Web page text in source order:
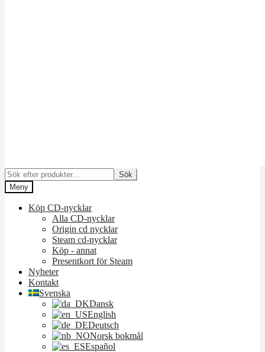
Söka
efter:
Sök
Meny
Köp CD-nycklar
Alla CD-nycklar
Origin cd nycklar
Steam cd-nycklar
Köp - annat
Presentkort för Steam
Nyheter
Kontakt
Svenska
Dansk
English
Deutsch
Norsk bokmål
Español